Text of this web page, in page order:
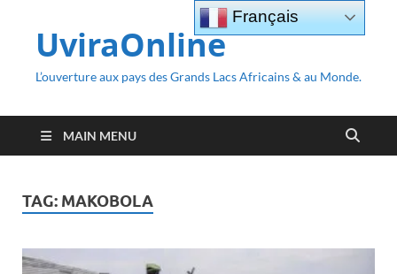
UviraOnline
L’ouverture aux pays des Grands Lacs Africains & au Monde.
MAIN MENU
TAG: MAKOBOLA
Français